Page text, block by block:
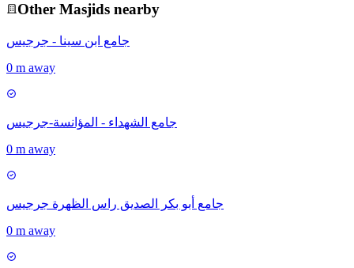
Other Masjids nearby
جامع ابن سينا - جرجيس
0 m away
جامع الشهداء - المؤانسة-جرجيس
0 m away
جامع أبو بكر الصديق راس الظهرة جرجيس
0 m away